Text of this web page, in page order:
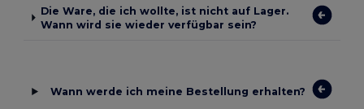
Die Ware, die ich wollte, ist nicht auf Lager.
Wann wird sie wieder verfügbar sein?
Wann werde ich meine Bestellung erhalten?